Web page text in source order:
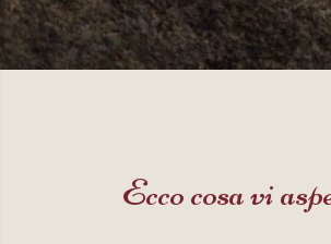
Ecco cosa vi